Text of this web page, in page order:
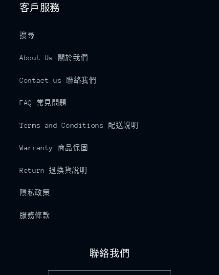
客戶服務
搜尋
About Us 關於我們
Contact us 聯絡我們
FAQ 常見問題
Terms and Conditions 配送說明
Warranty 商品保固
Return 退換貨說明
隱私政策
服務條款
聯絡我們